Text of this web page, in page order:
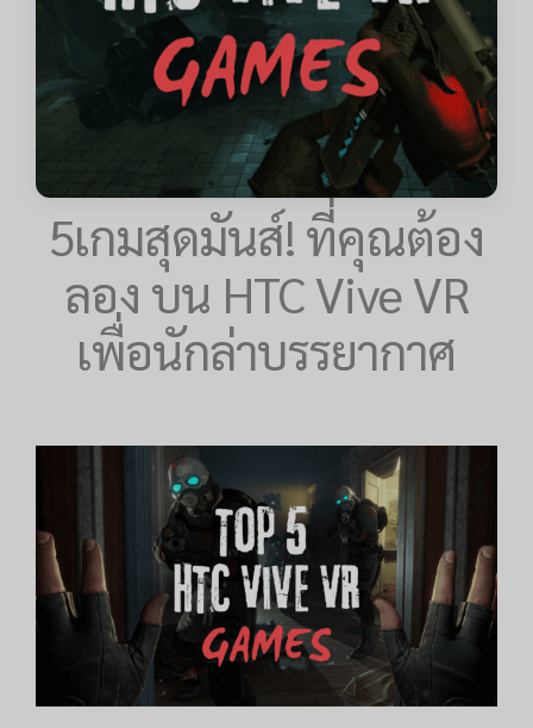
5เกมสุดมันส์! ที่คุณต้อง
ลอง บน HTC Vive VR
เพื่อนักล่าบรรยากาศ